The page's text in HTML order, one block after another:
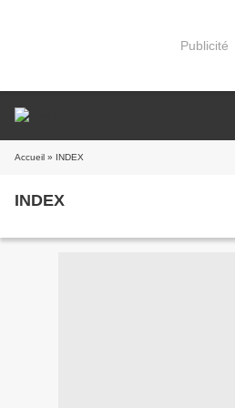
Publicité
Accueil » INDEX
INDEX